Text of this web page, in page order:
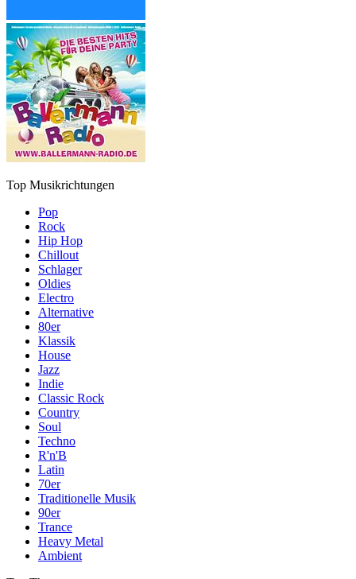
Top Musikrichtungen
Pop
Rock
Hip Hop
Chillout
Schlager
Oldies
Electro
Alternative
80er
Klassik
House
Jazz
Indie
Classic Rock
Country
Soul
Techno
R'n'B
Latin
70er
Traditionelle Musik
90er
Trance
Heavy Metal
Ambient